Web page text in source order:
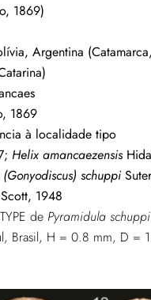
1869)
Argentina
1869
à localidade tipo
Helix amancaezensis
schuppi
1948
de Pyramidula schuppi
Brasil, H = 0.8 mm, D =